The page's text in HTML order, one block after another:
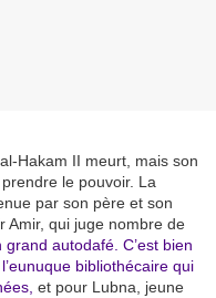
Hakam II meurt, mais son
le pouvoir. La
par son père et son
Amir, qui juge nombre de
grand autodafé. C’est bien
bibliothécaire qui
et pour Lubna, jeune